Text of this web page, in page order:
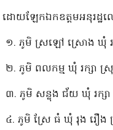
ដោយឡែកឯកឧត្តមអនុរដ្ឋល
១. ភូមិ ស្រឡៅ ស្រោង ឃុំ រក្
២. ភូមិ ពលកម្ម ឃុំ រក្សា ស្រុ
៣. ភូមិ សន្លុង ជ័យ ឃុំ រក្សា
៤. ភូមិ ស្រែ ធំ ឃុំ រុង រឿង ស្